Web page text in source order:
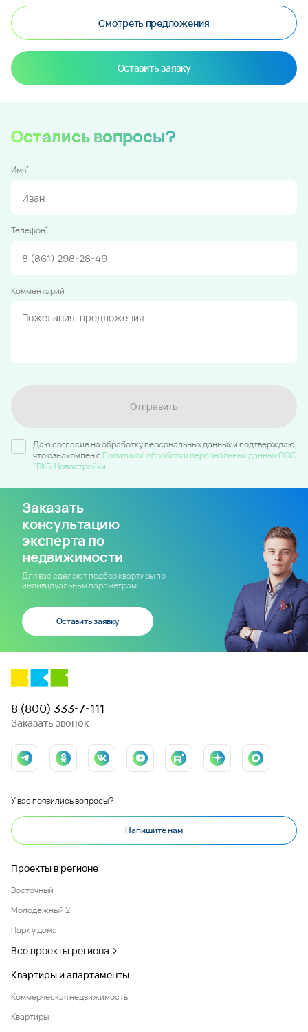
Смотреть предложения
Оставить заявку
Остались вопросы?
Имя*
Телефон*
Комментарий
Отправить
Даю согласие на обработку персональных данных и подтверждаю,
что ознакомлен c Политикой обработки персональных данных ООО
"ВКБ-Новостройки
Заказать
консультацию
эксперта по
недвижимости
Для вас сделают подбор квартиры по
индивидуальным параметрам
Оставить заявку
8 (800) 333-7-111
Заказать звонок
У вас появились вопросы?
Напишите нам
Проекты в регионе
Восточный
Молодежный 2
Парк у дома
Все проекты региона
Квартиры и апартаменты
Коммерческая недвижимость
Квартиры